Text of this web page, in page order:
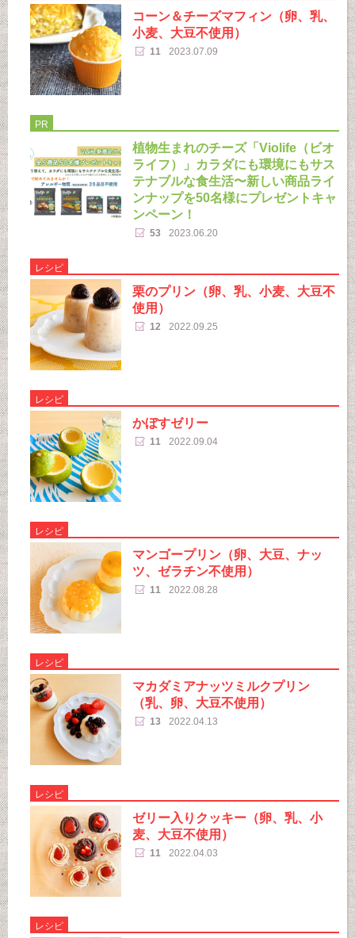
コーン＆チーズマフィン（卵、乳、
小麦、大豆不使用）
11 2023.07.09
PR
植物生まれのチーズ「Violife（ビオ
ライフ）」カラダにも環境にもサス
テナブルな食生活〜新しい商品ライ
ンナップを50名様にプレゼントキャ
ンペーン！
53 2023.06.20
レシピ
栗のプリン（卵、乳、小麦、大豆不
使用）
12 2022.09.25
レシピ
かぼすゼリー
11 2022.09.04
レシピ
マンゴープリン（卵、大豆、ナッ
ツ、ゼラチン不使用）
11 2022.08.28
レシピ
マカダミアナッツミルクプリン
（乳、卵、大豆不使用）
13 2022.04.13
レシピ
ゼリー入りクッキー（卵、乳、小
麦、大豆不使用）
11 2022.04.03
レシピ